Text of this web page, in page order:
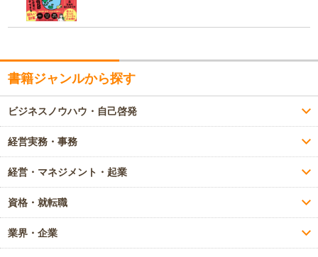
書籍ジャンルから探す
ビジネスノウハウ・自己啓発
経営実務・事務
経営・マネジメント・起業
資格・就転職
業界・企業